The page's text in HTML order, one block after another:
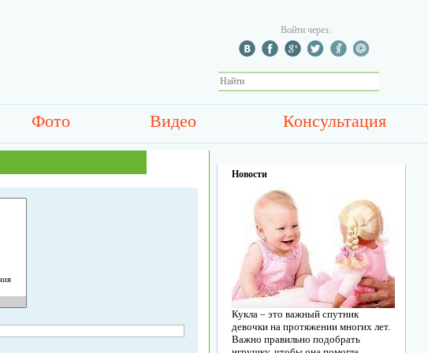
Войти через:
Фото Видео Консультация
Новости
Кукла – это важный спутник
девочки на протяжении многих лет.
Важно правильно подобрать